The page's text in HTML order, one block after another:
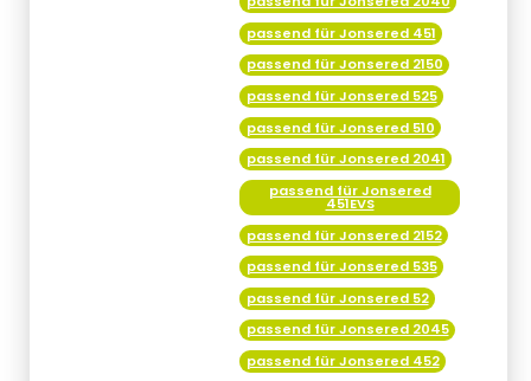
passend für Jonsered 451
passend für Jonsered 2150
passend für Jonsered 525
passend für Jonsered 510
passend für Jonsered 2041
passend für Jonsered
451EVS
passend für Jonsered 2152
passend für Jonsered 535
passend für Jonsered 52
passend für Jonsered 2045
passend für Jonsered 452